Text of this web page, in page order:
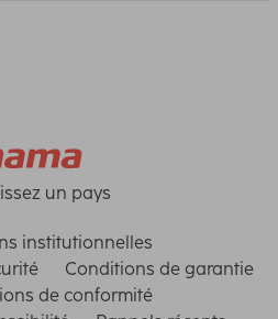
un pays
institutionnelles
Conditions de garantie
de conformité